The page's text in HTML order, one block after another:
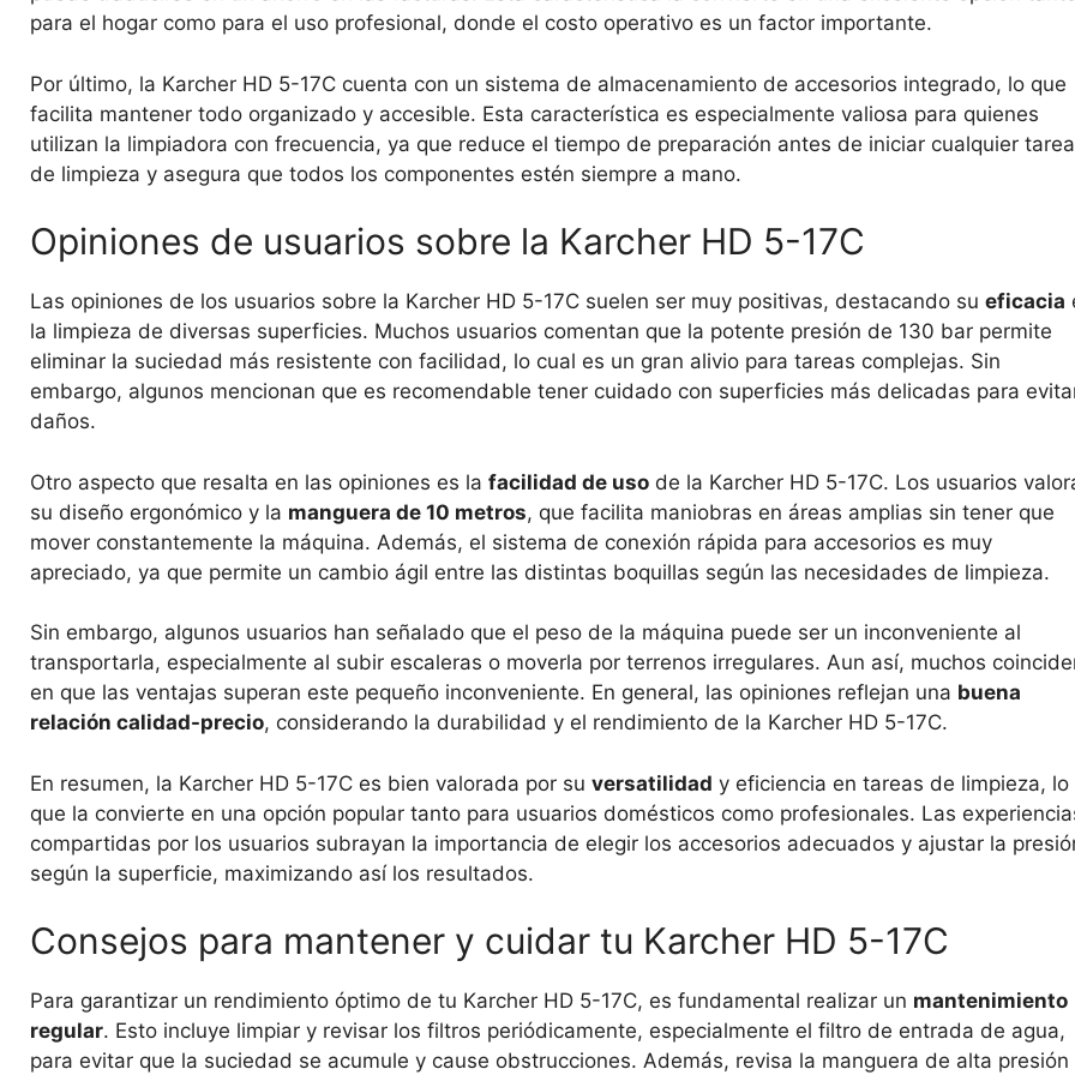
para el hogar como para el uso profesional, donde el costo operativo es un factor importante.
Por último, la Karcher HD 5-17C cuenta con un sistema de almacenamiento de accesorios integrado, lo que
facilita mantener todo organizado y accesible. Esta característica es especialmente valiosa para quienes
utilizan la limpiadora con frecuencia, ya que reduce el tiempo de preparación antes de iniciar cualquier tarea
de limpieza y asegura que todos los componentes estén siempre a mano.
Opiniones de usuarios sobre la Karcher HD 5-17C
Las opiniones de los usuarios sobre la Karcher HD 5-17C suelen ser muy positivas, destacando su eficacia
la limpieza de diversas superficies. Muchos usuarios comentan que la potente presión de 130 bar permite
eliminar la suciedad más resistente con facilidad, lo cual es un gran alivio para tareas complejas. Sin
embargo, algunos mencionan que es recomendable tener cuidado con superficies más delicadas para
daños.
Otro aspecto que resalta en las opiniones es la facilidad de uso de la Karcher HD 5-17C. Los usuarios
su diseño ergonómico y la manguera de 10 metros, que facilita maniobras en áreas amplias sin tener que
mover constantemente la máquina. Además, el sistema de conexión rápida para accesorios es muy
apreciado, ya que permite un cambio ágil entre las distintas boquillas según las necesidades de limpieza.
Sin embargo, algunos usuarios han señalado que el peso de la máquina puede ser un inconveniente al
transportarla, especialmente al subir escaleras o moverla por terrenos irregulares. Aun así, muchos
en que las ventajas superan este pequeño inconveniente. En general, las opiniones reflejan una buena
relación calidad-precio, considerando la durabilidad y el rendimiento de la Karcher HD 5-17C.
En resumen, la Karcher HD 5-17C es bien valorada por su versatilidad y eficiencia en tareas de limpieza, lo
que la convierte en una opción popular tanto para usuarios domésticos como profesionales. Las
compartidas por los usuarios subrayan la importancia de elegir los accesorios adecuados y ajustar la
según la superficie, maximizando así los resultados.
Consejos para mantener y cuidar tu Karcher HD 5-17C
Para garantizar un rendimiento óptimo de tu Karcher HD 5-17C, es fundamental realizar un mantenimiento
regular. Esto incluye limpiar y revisar los filtros periódicamente, especialmente el filtro de entrada de agua,
para evitar que la suciedad se acumule y cause obstrucciones. Además, revisa la manguera de alta presión